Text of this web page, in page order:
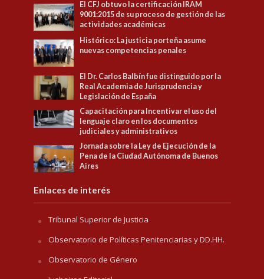
El CFJ obtuvo la certificación IRAM
9001:2015 de su proceso de gestión de las
actividades académicas
Histórico: La justicia porteña asume
nuevas competencias penales
El Dr. Carlos Balbín fue distinguido por la
Real Academia de Jurisprudencia y
Legislación de España
Capacitación para Incentivar el uso del
lenguaje claro en los documentos
judiciales y administrativos
Jornada sobre la Ley de Ejecución de la
Pena de la Ciudad Autónoma de Buenos
Aires
Enlaces de interés
Tribunal Superior de Justicia
Observatorio de Políticas Penitenciarias y DD.HH.
Observatorio de Género